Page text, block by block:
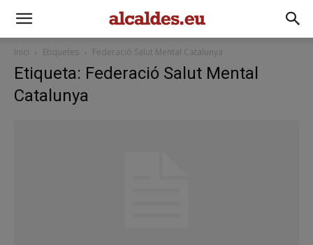
Inici Etiquetes Federació Salut Mental Catalunya
Etiqueta: Federació Salut Mental
Catalunya